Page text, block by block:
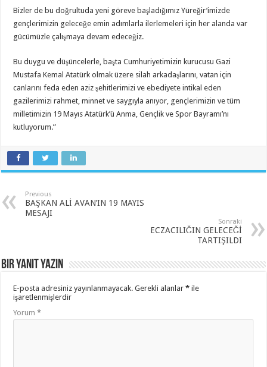
Bizler de bu doğrultuda yeni göreve başladığımız Yüreğir’imizde
gençlerimizin geleceğe emin adımlarla ilerlemeleri için her alanda var
gücümüzle çalışmaya devam edeceğiz.
Bu duygu ve düşüncelerle, başta Cumhuriyetimizin kurucusu Gazi
Mustafa Kemal Atatürk olmak üzere silah arkadaşlarını, vatan için
canlarını feda eden aziz şehitlerimizi ve ebediyete intikal eden
gazilerimizi rahmet, minnet ve saygıyla anıyor, gençlerimizin ve tüm
milletimizin 19 Mayıs Atatürk’ü Anma, Gençlik ve Spor Bayramı’nı
kutluyorum.”
Previous
BAŞKAN ALİ AVAN’IN 19 MAYIS
MESAJI
Sonraki
ECZACILIĞIN GELECEĞİ
TARTIŞILDI
Bir yanıt yazın
E-posta adresiniz yayınlanmayacak. Gerekli alanlar* ile
işaretlenmişlerdir
Yorum*